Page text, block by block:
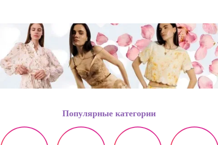
Популярные категории